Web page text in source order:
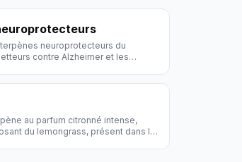
neuroprotecteurs du
contre Alzheimer et les
au parfum citronné intense,
du lemongrass, présent dans le